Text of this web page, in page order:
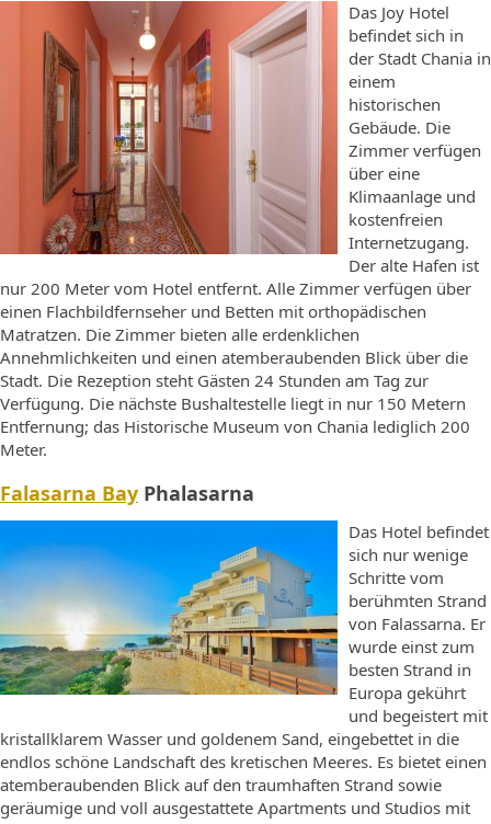
Das Joy Hotel
befindet sich in
der Stadt Chania in
einem
historischen
Gebäude. Die
Zimmer verfügen
über eine
Klimaanlage und
kostenfreien
Internetzugang.
Der alte Hafen ist
nur 200 Meter vom Hotel entfernt. Alle Zimmer verfügen über
einen Flachbildfernseher und Betten mit orthopädischen
Matratzen. Die Zimmer bieten alle erdenklichen
Annehmlichkeiten und einen atemberaubenden Blick über die
Stadt. Die Rezeption steht Gästen 24 Stunden am Tag zur
Verfügung. Die nächste Bushaltestelle liegt in nur 150 Metern
Entfernung; das Historische Museum von Chania lediglich 200
Meter.
Falasarna Bay Phalasarna
Das Hotel befindet
sich nur wenige
Schritte vom
berühmten Strand
von Falassarna. Er
wurde einst zum
besten Strand in
Europa gekührt
und begeistert mit
kristallklarem Wasser und goldenem Sand, eingebettet in die
endlos schöne Landschaft des kretischen Meeres. Es bietet einen
atemberaubenden Blick auf den traumhaften Strand sowie
geräumige und voll ausgestattete Apartments und Studios mit